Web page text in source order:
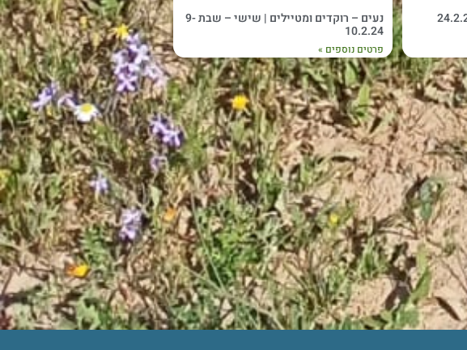
נעים – רוקדים ומטיילים | שישי – שבת 9-
10.2.24
פרטים נוספים »